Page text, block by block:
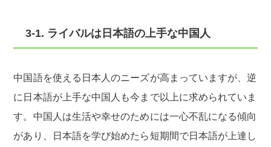
3-1. ライバルは日本語の上手な中国人
中国語を使える日本人のニーズが高まっていますが、逆
に日本語が上手な中国人も今まで以上に求められていま
す。中国人は生活や幸せのためには一心不乱になる傾向
があり、日本語を学び始めたら短期間で日本語が上達し